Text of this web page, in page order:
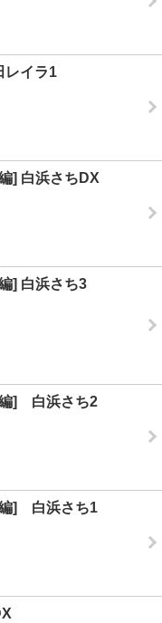
イラ1
] 白浜さちDX
] 白浜さち3
編] 白浜さち2
編] 白浜さち1